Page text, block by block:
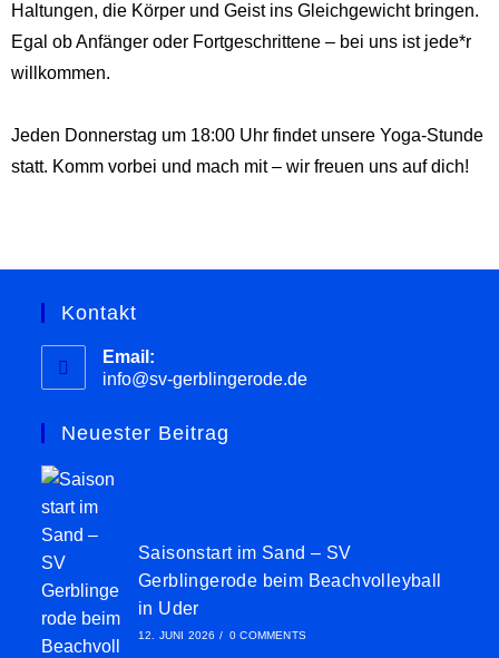
Haltungen, die Körper und Geist ins Gleichgewicht bringen.
Egal ob Anfänger oder Fortgeschrittene – bei uns ist jede*r
willkommen.
Jeden Donnerstag um 18:00 Uhr findet unsere Yoga-Stunde
statt. Komm vorbei und mach mit – wir freuen uns auf dich!
Kontakt
Email:
info@sv-gerblingerode.de
Neuester Beitrag
Saisonstart im Sand – SV
Gerblingerode beim Beachvolleyball
in Uder
12. JUNI 2026 / 0 COMMENTS